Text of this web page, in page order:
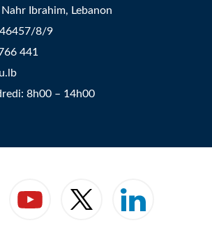
Ibrahim, Lebanon
8/9
441
8h00 – 14h00